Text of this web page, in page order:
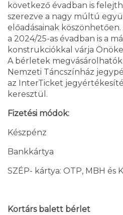
következő évadban is
szerezve a nagy múltú
előadásainak
a 2024/25-as évadban is a
konstrukciókkal várja
A bérletek megvásárolhatók
Nemzeti Táncszínház
az InterTicket
keresztül.
Fizetési módok:
Készpénz
Bankkártya
SZÉP- kártya: OTP, MBH és
Kortárs balett bérlet